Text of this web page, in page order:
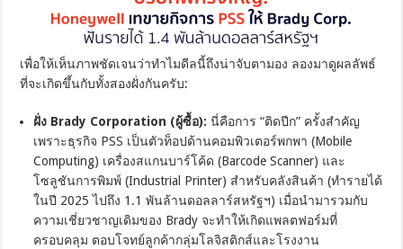
เพื่อให้เห็นภาพชัดเจนว่าทำไมดีลนี้ถึงน่าจับตามอง ลองมาดูผลลัพธ์
ที่จะเกิดขึ้นกับทั้งสองฝั่งกันครับ:
ฝั่ง Brady Corporation (ผู้ซื้อ): นี่คือการ “ติดปีก” ครั้งสำคัญ
เพราะธุรกิจ PSS เป็นตัวท็อปด้านคอมพิวเตอร์พกพา (Mobile
Computing) เครื่องสแกนบาร์โค้ด (Barcode Scanner) และ
โซลูชันการพิมพ์ (Industrial Printer) สำหรับคลังสินค้า (ทำรายได้
ในปี 2025 ไปถึง 1.1 พันล้านดอลลาร์สหรัฐฯ) เมื่อนำมารวมกับ
ความเชี่ยวชาญเดิมของ Brady จะทำให้เกิดแพลตฟอร์มที่
ครอบคลุม ตอบโจทย์ลูกค้ากลุ่มโลจิสติกส์และโรงงาน